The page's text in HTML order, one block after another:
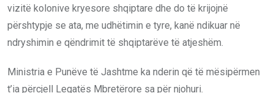
vizitë kolonive kryesore shqiptare dhe do të krijojnë
përshtypje se ata, me udhëtimin e tyre, kanë ndikuar në
ndryshimin e qëndrimit të shqiptarëve të atjeshëm.
Ministria e Punëve të Jashtme ka nderin që të mësipërmen
t’ia përcjell Legatës Mbretërore sa për njohuri.